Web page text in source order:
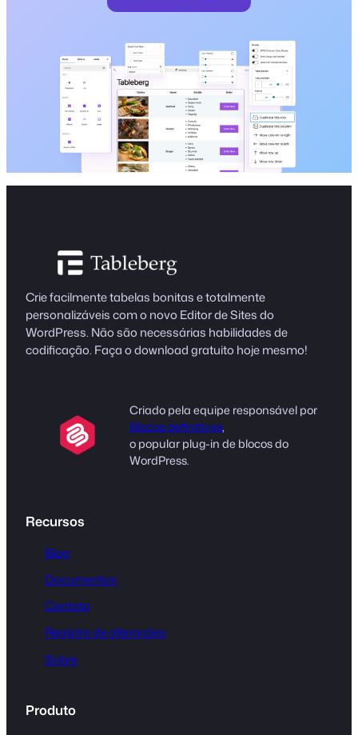
Crie facilmente tabelas bonitas e totalmente
personalizáveis com o novo Editor de Sites do
WordPress. Não são necessárias habilidades de
codificação. Faça o download gratuito hoje mesmo!
Criado pela equipe responsável por
Blocos definitivos,
o popular plug-in de blocos do
WordPress.
Recursos
Blog
Documentos
Contato
Registro de alterações
Sobre
Produto